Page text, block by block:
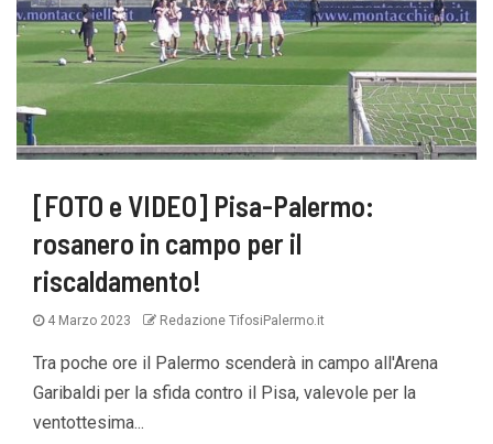
[FOTO e VIDEO] Pisa-Palermo:
rosanero in campo per il
riscaldamento!
4 Marzo 2023 Redazione TifosiPalermo.it
Tra poche ore il Palermo scenderà in campo all'Arena
Garibaldi per la sfida contro il Pisa, valevole per la
ventottesima...